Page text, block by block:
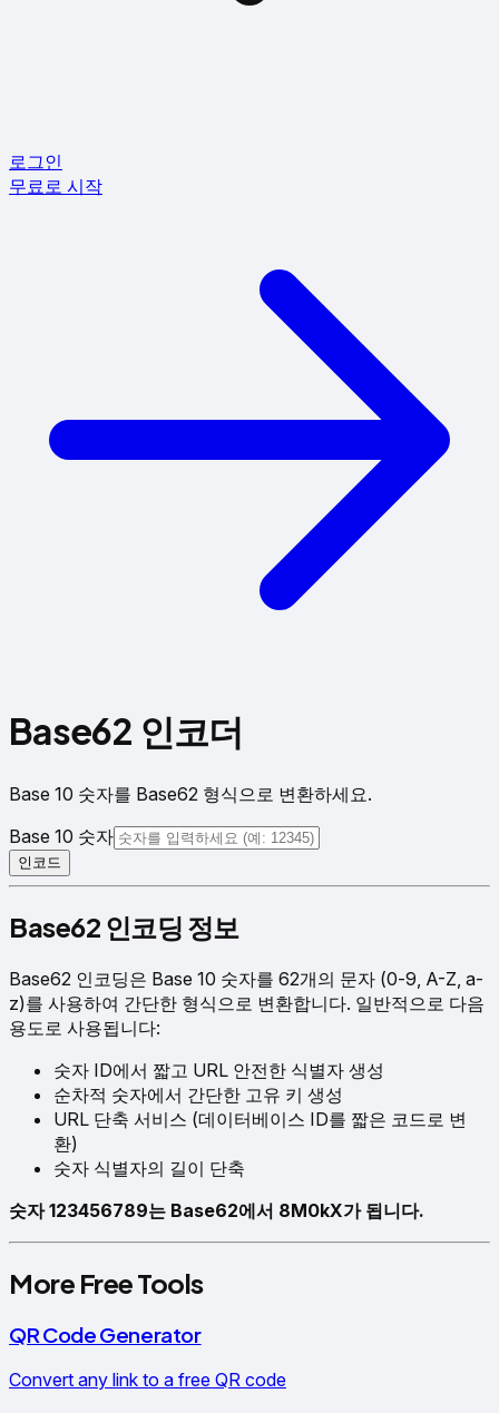
로그인
무료로 시작
Base62 인코더
Base 10 숫자를 Base62 형식으로 변환하세요.
Base 10 숫자
인코드
Base62 인코딩 정보
Base62 인코딩은 Base 10 숫자를 62개의 문자 (0-9, A-Z, a-
z)를 사용하여 간단한 형식으로 변환합니다. 일반적으로 다음
용도로 사용됩니다:
숫자 ID에서 짧고 URL 안전한 식별자 생성
순차적 숫자에서 간단한 고유 키 생성
URL 단축 서비스 (데이터베이스 ID를 짧은 코드로 변
환)
숫자 식별자의 길이 단축
숫자 123456789는 Base62에서 8M0kX가 됩니다.
More Free Tools
QR Code Generator
Convert any link to a free QR code